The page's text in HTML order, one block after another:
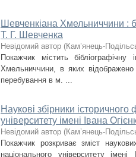
Шевченкіана Хмельниччини :
Т. Г. Шевченка
Невідомий автор (Кам’янець-
Покажчик містить бібліографічну
Хмельниччини, в яких відображено
перебування в м. ...
Наукові збірники
університету імені Івана
Невідомий автор (Кам’янець-
Покажчик розкриває зміст
національного університету